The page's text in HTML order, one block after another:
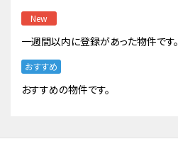
New
一週間以内に登録があった物件です。
おすすめ
おすすめの物件です。